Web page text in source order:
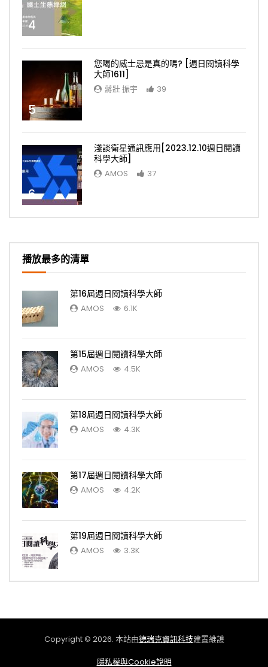
4
5
您喝的威士忌是真的嗎? [週日閱讀科學
大師1611]
蔣壯 振宇 39
6
淺談衛星通訊應用[2023.12.10週日閱讀
科學大師]
AMOS 37
播放最多的清單
第16屆週日閱讀科學大師
AMOS 6.1K
第15屆週日閱讀科學大師
AMOS 4.5K
第18屆週日閱讀科學大師
AMOS 4.3K
第17屆週日閱讀科學大師
AMOS 4.2K
第19屆週日閱讀科學大師
AMOS 3.3K
Copyright © 2026. 本站由德瑞克資訊科技建置維護
隱私權與Cookie說明